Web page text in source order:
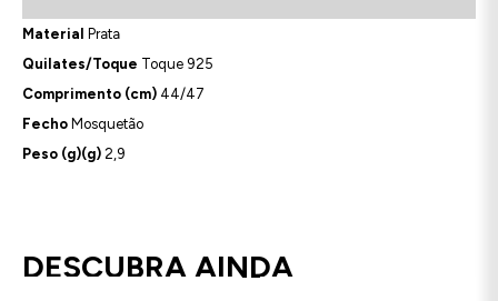
Material Prata
Quilates/Toque Toque 925
Comprimento (cm) 44/47
Fecho Mosquetão
Peso (g)(g) 2,9
DESCUBRA AINDA